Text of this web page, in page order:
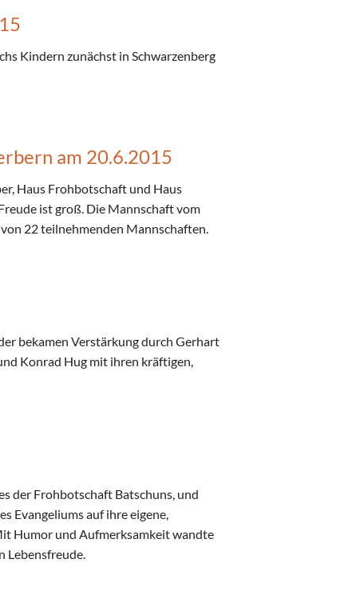
Kindern zunächst in Schwarzenberg
am 20.6.2015
Haus Frohbotschaft und Haus
ist groß. Die Mannschaft vom
22 teilnehmenden Mannschaften.
bekamen Verstärkung durch Gerhart
Konrad Hug mit ihren kräftigen,
der Frohbotschaft Batschuns, und
Evangeliums auf ihre eigene,
Humor und Aufmerksamkeit wandte
Lebensfreude.